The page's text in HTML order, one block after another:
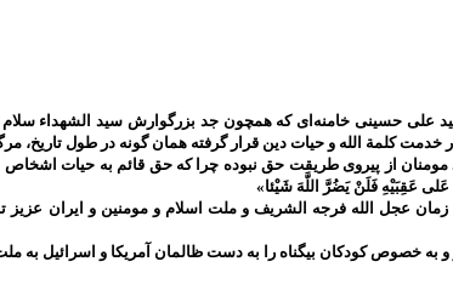
حسینی خامنه‌ای که همچون جد بزرگوارش سید الشهداء سلام
خدمت کلمة الله و حیات دین قرار گرفته همان گونه در طول
مومنان از پیروی طریقت حق نبوده چرا که حق قائم به حیات
عَقِبَيْهِ فَلَنْ يَضُرَّ اللَّهَ شَيْئا»
عجل الله فرجه الشریف و ملت اسلام و مومنین و ایران
خصوص کودکان بیگناه را به دست ظالمان آمریکا و اسرائیل به